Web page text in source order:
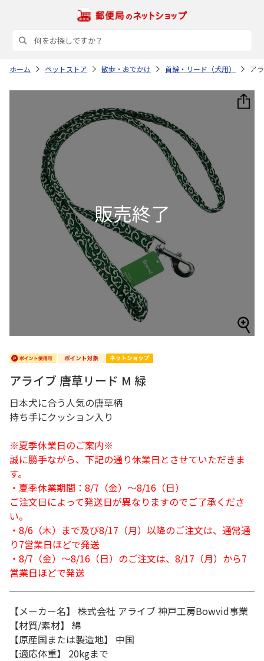
ホーム ペットストア 散歩・おでかけ 首輪・リード（犬用） ア
アライブ 唐草リード M 緑
日本犬に合う人気の唐草柄
持ち手にクッション入り
※夏季休業日のご案内※
誠に勝手ながら、下記の通り休業日とさせていただきま
す。
・夏季休業期間：8/7（金）～8/16（日）
ご注文日によって発送日が異なりますのでご了承くださ
い。
・8/6（木）まで及び8/17（月）以降のご注文は、通常通
り7営業日ほどで発送
・8/7（金）～8/16（日）のご注文は、8/17（月）から7
営業日ほどで発送
【メーカー名】 株式会社 アライブ 神戸工房Bowvid事業
【材質/素材】 綿
【原産国または製造地】 中国
【適応体重】 20kgまで